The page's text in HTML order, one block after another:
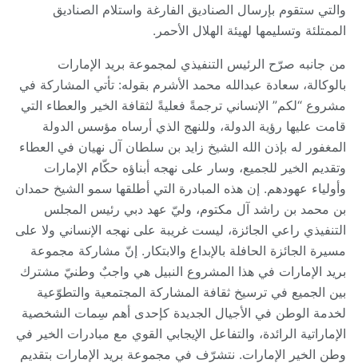
والتي ستقوم بإرسال الصناديق الفارغة واستلام الصناديق
الممتلئة وتسليمها لهيئة الهلال الأحمر.
من جانبه صرّح الرئيس التنفيذي لمجموعة بريد الإمارات
بالوكالة، سعادة عبدالله محمد الأشرم بقوله: تأتي المشاركة في
مشروع “لكم” الإنساني ترجمةً فعليةً لثقافة الخير والعطاء التي
قامت عليها رؤية الدولة، وللنهج الذي أرساه مؤسس الدولة
المغفور له بإذن الله الشيخ زايد بن سلطان آل نهيان في العطاء
وتقديم الخير للجميع، وسار على نهجه أبناؤه حكّام الإمارات
وأولياء عهودهم. إن هذه المبادرة التي أطلقها سمو الشيخ حمدان
بن محمد بن راشد آل مكتوم، وليّ عهد دبي رئيس المجلس
التنفيذي راعي الجائزة، ليست غريبة على نهجه الإنساني ولا على
مسيرة الجائزة الحافلة بالإبداع والابتكار. إنّ مشاركة مجموعة
بريد الإمارات في هذا المشروع النبيل هي واجبٌ وطنيّ مشترك
بين الجميع في ترسيخ ثقافة المشاركة المجتمعية والتطوّعية
لخدمة الوطن في الأجيال الجديدة كإحدى أهم سِمات الشخصية
الإماراتية الرائدة، والتفاعل الإيجابي القوي مع مبادرات الخير في
وطن الخير الإمارات. نتشرّف في مجموعة بريد الإمارات بتقديم